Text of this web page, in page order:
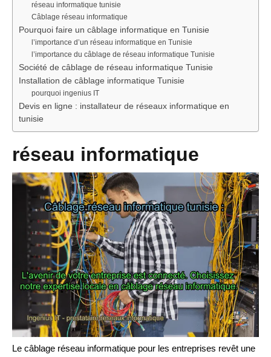
réseau informatique tunisie
Câblage réseau informatique
Pourquoi faire un câblage informatique en Tunisie
l’importance d’un réseau informatique en Tunisie
l’importance du câblage de réseau informatique Tunisie
Société de câblage de réseau informatique Tunisie
Installation de câblage informatique Tunisie
pourquoi ingenius IT
Devis en ligne : installateur de réseaux informatique en
tunisie
réseau informatique
Le câblage réseau informatique pour les entreprises revêt une